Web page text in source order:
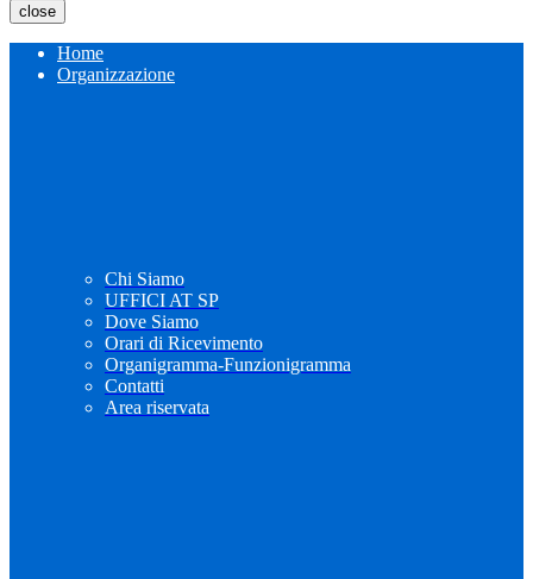
close
Home
Organizzazione
Chi Siamo
UFFICI AT SP
Dove Siamo
Orari di Ricevimento
Organigramma-Funzionigramma
Contatti
Area riservata